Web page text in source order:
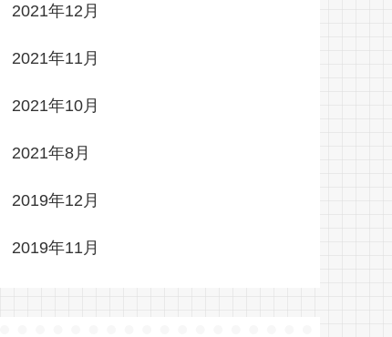
2021年12月
2021年11月
2021年10月
2021年8月
2019年12月
2019年11月